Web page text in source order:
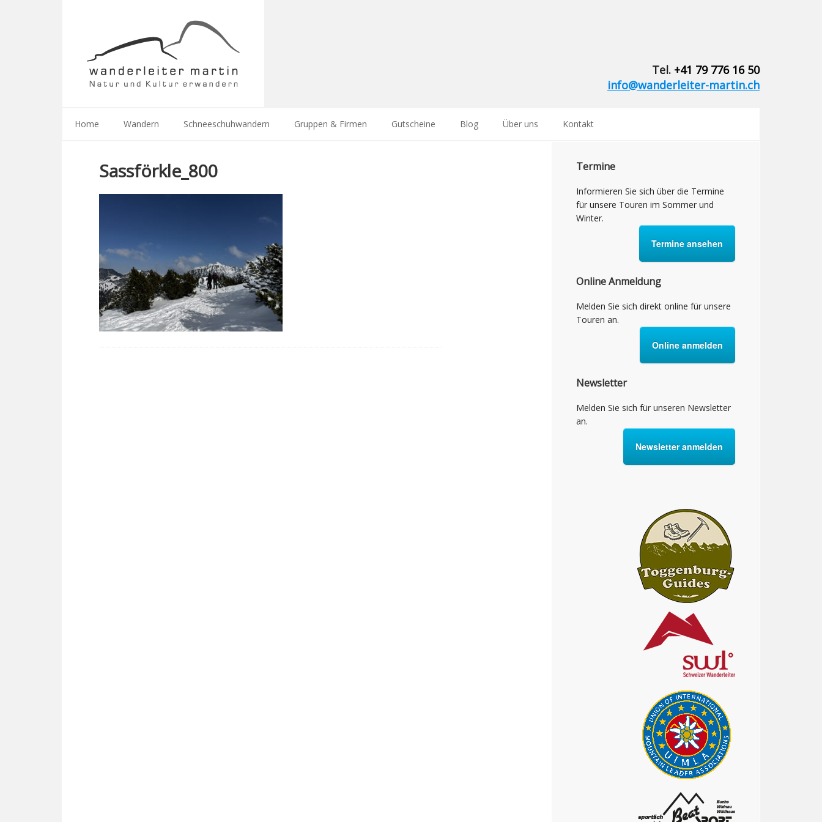
Tel. +41 79 776 16 50
info@wanderleiter-martin.ch
Home Wandern Schneeschuhwandern Gruppen & Firmen Gutscheine Blog Über uns Kontakt
Sassförkle_800 Termine
Informieren Sie sich über die Termine
für unsere Touren im Sommer und
Winter.
Termine ansehen
Online Anmeldung
Melden Sie sich direkt online für unsere
Touren an.
Online anmelden
Newsletter
Melden Sie sich für unseren Newsletter
an.
Newsletter anmelden